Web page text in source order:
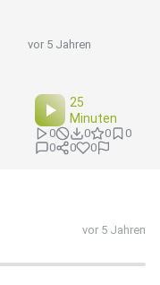
vor 5 Jahren
25
Minuten
0 0 0
0
0
0 0
vor 5 Jahren